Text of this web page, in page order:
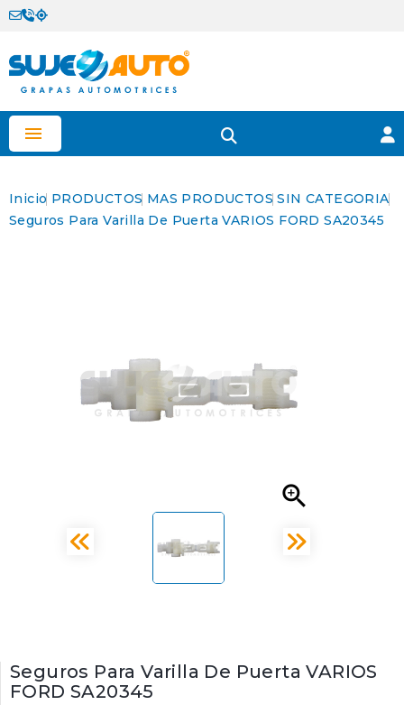

Inicio PRODUCTOS MAS PRODUCTOS SIN CATEGORIA
Seguros Para Varilla De Puerta VARIOS FORD SA20345

Seguros Para Varilla De Puerta VARIOS
FORD SA20345